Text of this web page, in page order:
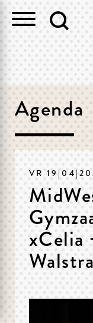
Agenda
VR
xCelia
Walstra